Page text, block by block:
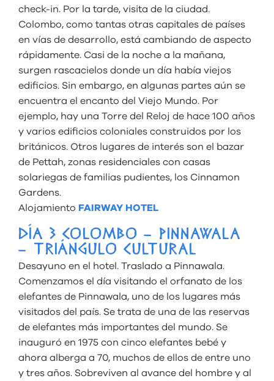
check-in. Por la tarde, visita de la ciudad.
Colombo, como tantas otras capitales de países
en vías de desarrollo, está cambiando de aspecto
rápidamente. Casi de la noche a la mañana,
surgen rascacielos donde un día había viejos
edificios. Sin embargo, en algunas partes aún se
encuentra el encanto del Viejo Mundo. Por
ejemplo, hay una Torre del Reloj de hace 100 años
y varios edificios coloniales construidos por los
británicos. Otros lugares de interés son el bazar
de Pettah, zonas residenciales con casas
solariegas de familias pudientes, los Cinnamon
Gardens.
Alojamiento FAIRWAY HOTEL
DÍA 3 COLOMBO – PINNAWALA
– TRIÁNGULO CULTURAL
Desayuno en el hotel. Traslado a Pinnawala.
Comenzamos el día visitando el orfanato de los
elefantes de Pinnawala, uno de los lugares más
visitados del país. Se trata de una de las reservas
de elefantes más importantes del mundo. Se
inauguró en 1975 con cinco elefantes bebé y
ahora alberga a 70, muchos de ellos de entre uno
y tres años. Sobreviven al avance del hombre y al